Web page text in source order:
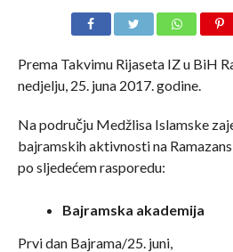
Prema Takvimu Rijaseta IZ u BiH
nedjelju, 25. juna 2017. godine.
Na području Medžlisa Islamske
bajramskih aktivnosti na
po sljedećem rasporedu:
Bajramska akademija
Prvi dan Bajrama/25. juni,